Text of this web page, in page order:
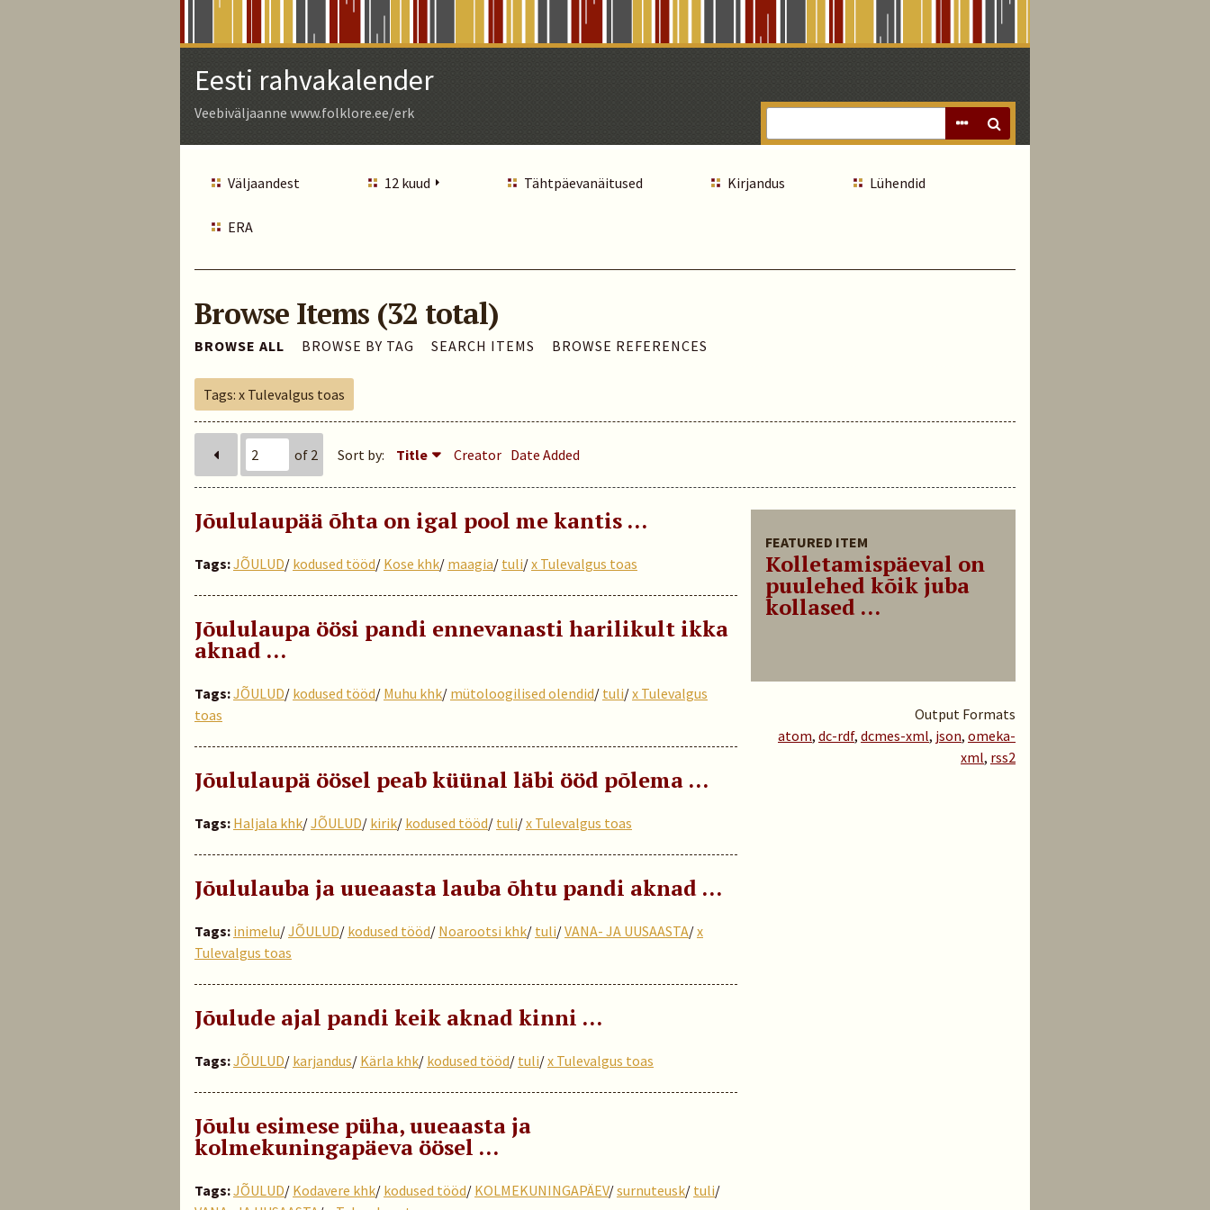
Eesti rahvakalender
Veebiväljaanne www.folklore.ee/erk
Väljaandest 12 kuud Tähtpäevanäitused Kirjandus Lühendid
ERA
Browse Items (32 total)
BROWSE ALL BROWSE BY TAG SEARCH ITEMS BROWSE REFERENCES
Tags: x Tulevalgus toas
of 2 Sort by: Title Creator Date Added
FEATURED ITEM
Kolletamispäeval on
puulehed kõik juba
kollased ...
Jõululaupää õhta on igal pool me kantis …
Tags:JÕULUD/ kodused tööd/ Kose khk/ maagia/ tuli/x Tulevalgus toas
Jõululaupa öösi pandi ennevanasti harilikult ikka
aknad …
Tags:JÕULUD/ kodused tööd/ Muhu khk/ mütoloogilised olendid/ tuli/x Tulevalgus
toas
Jõululaupä öösel peab küünal läbi ööd põlema …
Tags: Haljala khk/JÕULUD/ kirik/ kodused tööd/ tuli/x Tulevalgus toas
Jõululauba ja uueaasta lauba õhtu pandi aknad …
Tags: inimelu/JÕULUD/ kodused tööd/ Noarootsi khk/ tuli/VANA- JA UUSAASTA/x
Tulevalgus toas
Jõulude ajal pandi keik aknad kinni …
Tags:JÕULUD/ karjandus/ Kärla khk/ kodused tööd/ tuli/x Tulevalgus toas
Jõulu esimese püha, uueaasta ja
kolmekuningapäeva öösel …
Tags:JÕULUD/ Kodavere khk/ kodused tööd/ KOLMEKUNINGAPÄEV/surnuteusk/ tuli/
Output Formats
atom, dc-rdf, dcmes-xml, json, omeka-
xml, rss2